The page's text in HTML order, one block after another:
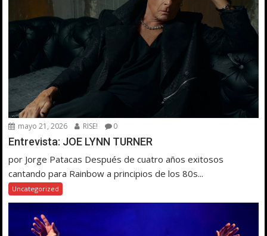
mayo 21, 2026 RISE! 0
Entrevista: JOE LYNN TURNER
por Jorge Patacas Después de cuatro años exitosos
cantando para Rainbow a principios de los 80s...
Uncategorized